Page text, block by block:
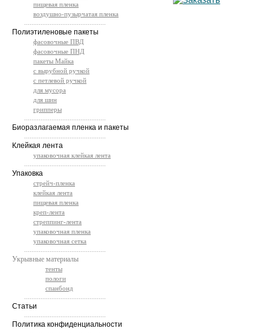
пищевая пленка
воздушно-пузырчатая пленка
Полиэтиленовые пакеты
фасовочные ПВД
фасовочные ПНД
пакеты Майка
с вырубной ручкой
с петлевой ручкой
для мусора
для шин
грипперы
Биоразлагаемая пленка и пакеты
Клейкая лента
упаковочная клейкая лента
Упаковка
стрейч-пленка
клейкая лента
пищевая пленка
креп-лента
стреппинг-лента
упаковочная пленка
упаковочная сетка
Укрывные материалы
тенты
пологи
спанбонд
Статьи
Политика конфиденциальности